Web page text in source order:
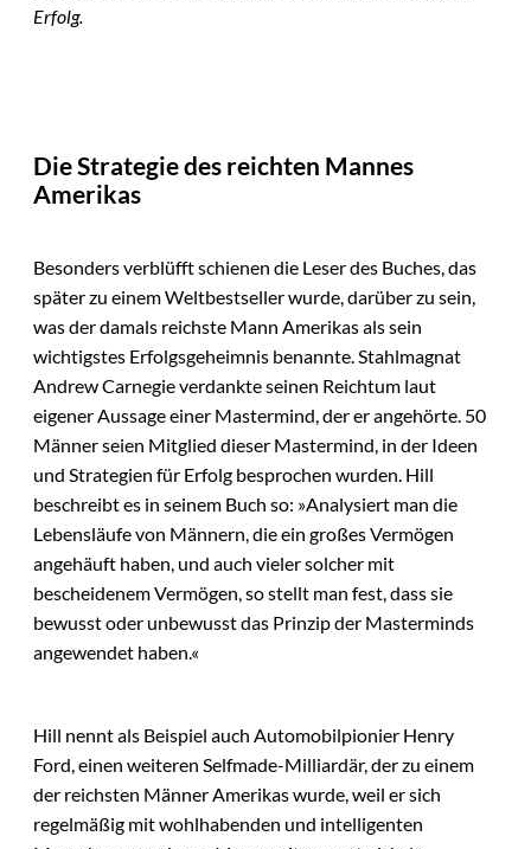
Erfolg.
Die Strategie des reichten Mannes
Amerikas
Besonders verblüfft schienen die Leser des Buches, das
später zu einem Weltbestseller wurde, darüber zu sein,
was der damals reichste Mann Amerikas als sein
wichtigstes Erfolgsgeheimnis benannte. Stahlmagnat
Andrew Carnegie verdankte seinen Reichtum laut
eigener Aussage einer Mastermind, der er angehörte. 50
Männer seien Mitglied dieser Mastermind, in der Ideen
und Strategien für Erfolg besprochen wurden. Hill
beschreibt es in seinem Buch so: »Analysiert man die
Lebensläufe von Männern, die ein großes Vermögen
angehäuft haben, und auch vieler solcher mit
bescheidenem Vermögen, so stellt man fest, dass sie
bewusst oder unbewusst das Prinzip der Masterminds
angewendet haben.«
Hill nennt als Beispiel auch Automobilpionier Henry
Ford, einen weiteren Selfmade-Milliardär, der zu einem
der reichsten Männer Amerikas wurde, weil er sich
regelmäßig mit wohlhabenden und intelligenten